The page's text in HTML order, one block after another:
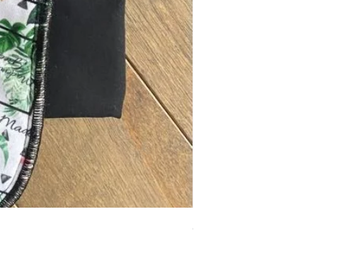
Culotte lavable taille haute